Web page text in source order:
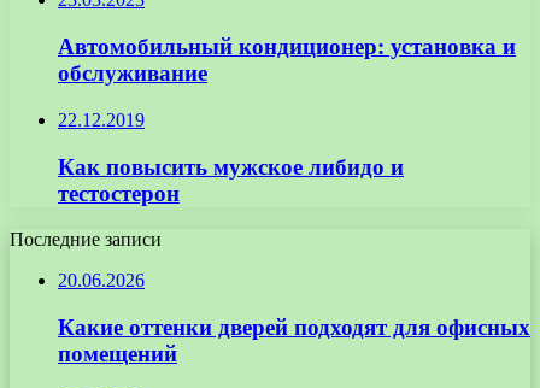
Автомобильный кондиционер: установка и
обслуживание
22.12.2019
Как повысить мужское либидо и
тестостерон
Последние записи
20.06.2026
Какие оттенки дверей подходят для офисных
помещений